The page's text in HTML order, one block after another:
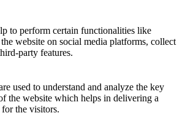
to perform certain functionalities like
website on social media platforms, collect
party features.
used to understand and analyze the key
the website which helps in delivering a
for the visitors.